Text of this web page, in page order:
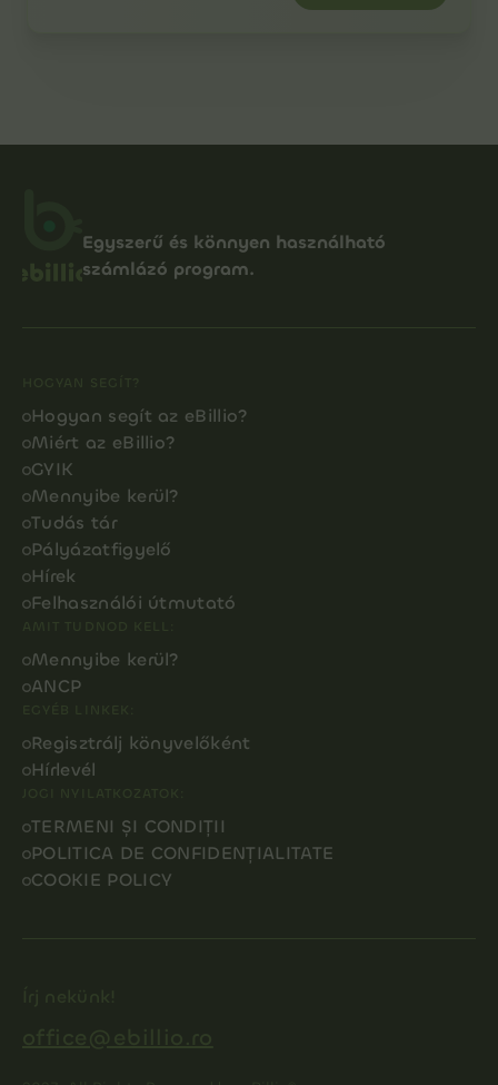
Egyszerű és könnyen használható
számlázó program.
Hogyan segít az eBillio?
Miért az eBillio?
GYIK
Mennyibe kerül?
Tudás tár
Pályázatfigyelő
Hírek
Felhasználói útmutató
Mennyibe kerül?
ANCP
Regisztrálj könyvelőként
Hírlevél
TERMENI ȘI CONDIȚII
POLITICA DE CONFIDENȚIALITATE
COOKIE POLICY